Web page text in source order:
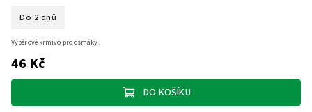
Do 2 dnů
46 Kč
DO KOŠÍKU
Výběrové krmivo pro osmáky.